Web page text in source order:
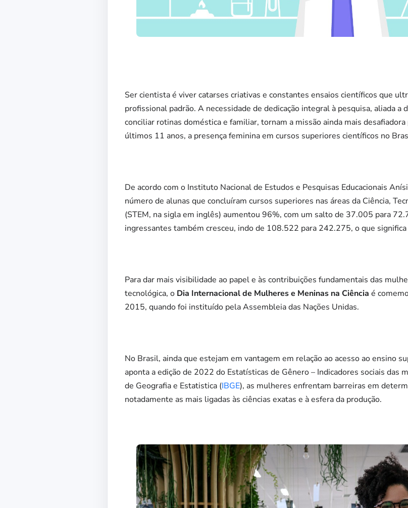
Ser cientista é viver catarses criativas e constantes ensaios científicos que
profissional padrão. A necessidade de dedicação integral à pesquisa, aliada a
conciliar rotinas doméstica e familiar, tornam a missão ainda mais
últimos 11 anos, a presença feminina em cursos superiores científicos no
De acordo com o Instituto Nacional de Estudos e Pesquisas Educacionais
número de alunas que concluíram cursos superiores nas áreas da Ciência,
(STEM, na sigla em inglês) aumentou 96%, com um salto de 37.005 para
ingressantes também cresceu, indo de 108.522 para 242.275, o que
Para dar mais visibilidade ao papel e às contribuições fundamentais das
tecnológica, o Dia Internacional de Mulheres e Meninas na Ciência é
2015, quando foi instituído pela Assembleia das Nações Unidas.
No Brasil, ainda que estejam em vantagem em relação ao acesso ao ensino
aponta a edição de 2022 do Estatísticas de Gênero – Indicadores sociais
de Geografia e Estatistica (IBGE), as mulheres enfrentam barreiras em
notadamente as mais ligadas às ciências exatas e à esfera da produção.